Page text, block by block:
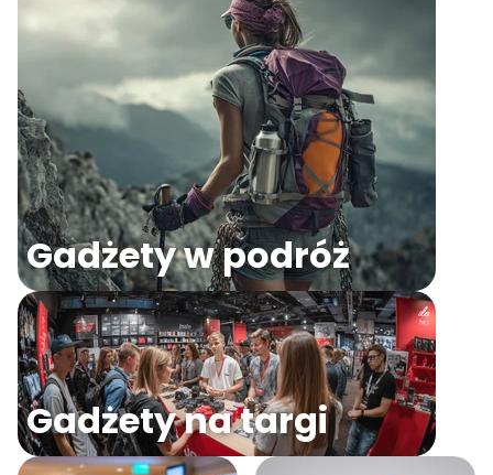
Gadżety w podróż
Gadżety na targi